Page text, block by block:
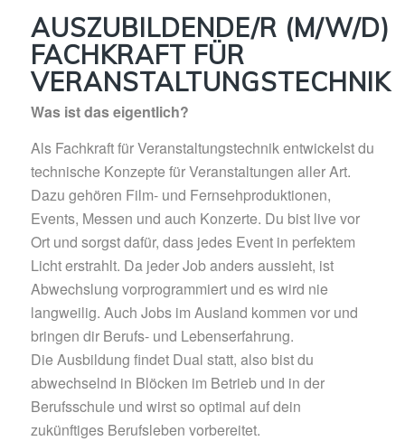
AUSZUBILDENDE/R (M/W/D)
FACHKRAFT FÜR
VERANSTALTUNGSTECHNIK
Was ist das eigentlich?
Als Fachkraft für Veranstaltungstechnik entwickelst du
technische Konzepte für Veranstaltungen aller Art.
Dazu gehören Film- und Fernsehproduktionen,
Events, Messen und auch Konzerte. Du bist live vor
Ort und sorgst dafür, dass jedes Event in perfektem
Licht erstrahlt. Da jeder Job anders aussieht, ist
Abwechslung vorprogrammiert und es wird nie
langweilig. Auch Jobs im Ausland kommen vor und
bringen dir Berufs- und Lebenserfahrung.
Die Ausbildung findet Dual statt, also bist du
abwechselnd in Blöcken im Betrieb und in der
Berufsschule und wirst so optimal auf dein
zukünftiges Berufsleben vorbereitet.